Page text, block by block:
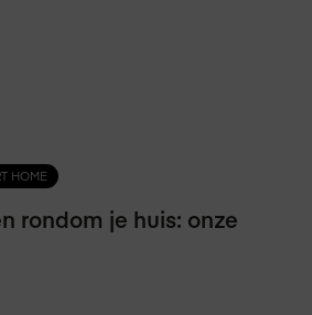
HOME
rondom je huis: onze